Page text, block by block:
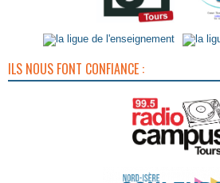
ILS NOUS FONT CONFIANCE :